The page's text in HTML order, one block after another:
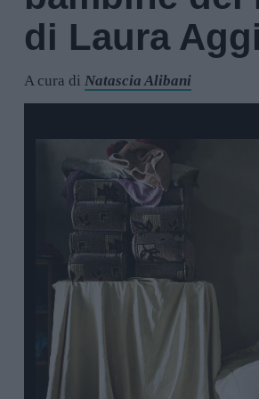
di Laura
A cura di Natascia Alibani